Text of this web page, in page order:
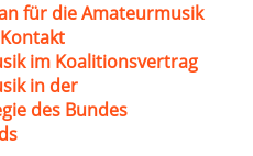
für die Amateurmusik
im Koalitionsvertrag
in der
des Bundes